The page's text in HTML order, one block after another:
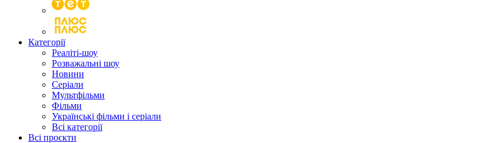
Категорії
Реаліті-шоу
Розважальні шоу
Новини
Серіали
Мультфільми
Фільми
Українські фільми і серіали
Всі категорії
Всі проєкти